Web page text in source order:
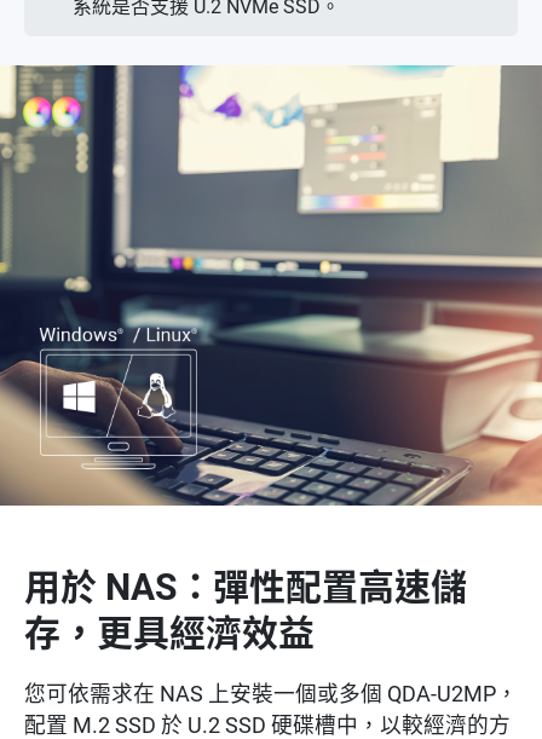
系統是否支援 U.2 NVMe SSD。
用於 NAS：彈性配置高速儲
存，更具經濟效益
您可依需求在 NAS 上安裝一個或多個 QDA-U2MP，
配置 M.2 SSD 於 U.2 SSD 硬碟槽中，以較經濟的方